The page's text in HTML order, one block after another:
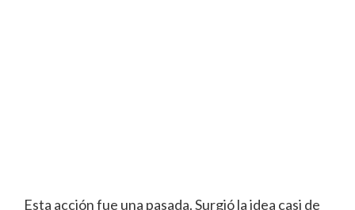
Esta acción fue una pasada. Surgió la idea casi de